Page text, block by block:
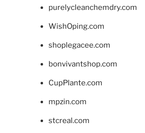
purelycleanchemdry.com
WishOping.com
shoplegacee.com
bonvivantshop.com
CupPlante.com
mpzin.com
stcreal.com